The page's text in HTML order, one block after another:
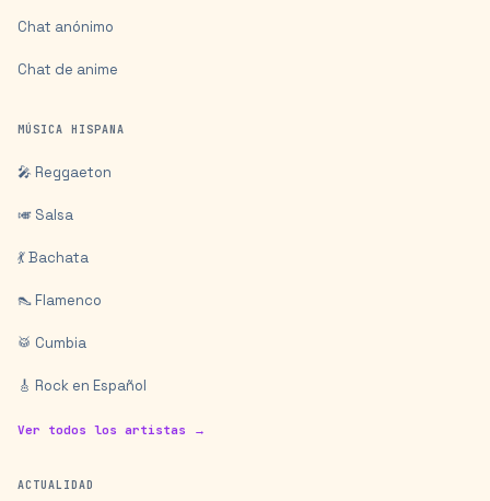
Chat anónimo
Chat de anime
MÚSICA HISPANA
🎤 Reggaeton
🎺 Salsa
💃 Bachata
👠 Flamenco
🥁 Cumbia
🎸 Rock en Español
Ver todos los artistas →
ACTUALIDAD